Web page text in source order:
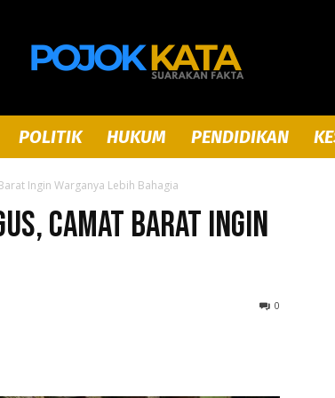
Pojok
POLITIK HUKUM PENDIDIKAN
Ingin Warganya Lebih Bahagia
Camat Barat Ingin
0